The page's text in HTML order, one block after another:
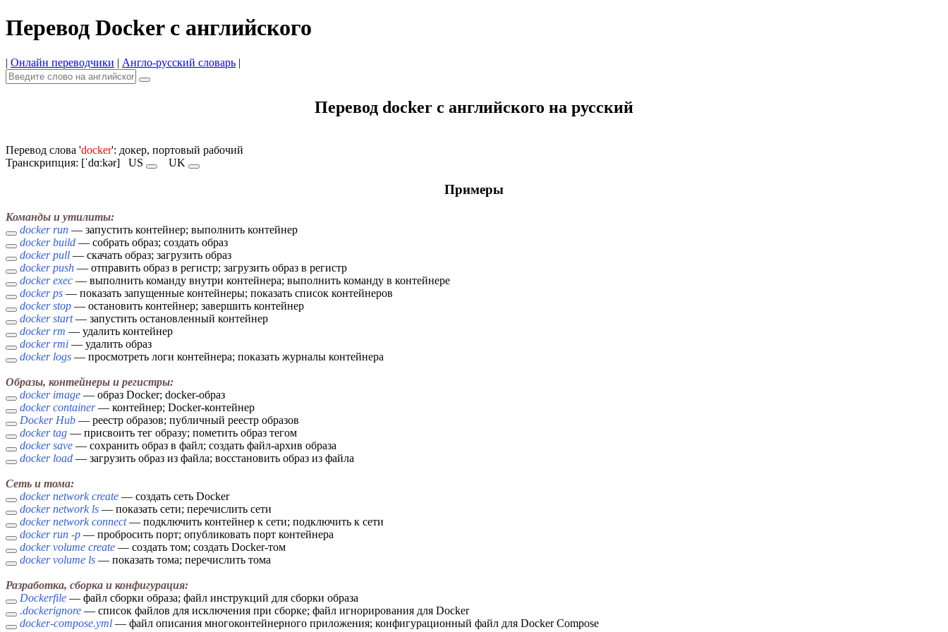
Перевод Docker с английского
| Онлайн переводчики | Англо-русский словарь |
Перевод docker с английского на русский
Перевод слова 'docker': докер, портовый рабочий
Транскрипция: [ˈdɑːkər] US UK
Примеры
Команды и утилиты:
docker run — запустить контейнер; выполнить контейнер
docker build — собрать образ; создать образ
docker pull — скачать образ; загрузить образ
docker push — отправить образ в регистр; загрузить образ в регистр
docker exec — выполнить команду внутри контейнера; выполнить команду в контейнере
docker ps — показать запущенные контейнеры; показать список контейнеров
docker stop — остановить контейнер; завершить контейнер
docker start— запустить остановленный контейнер
docker rm — удалить контейнер
docker rmi — удалить образ
docker logs — просмотреть логи контейнера; показать журналы контейнера
Образы, контейнеры и регистры:
docker image — образ Docker; docker-образ
docker container— контейнер; Docker-контейнер
Docker Hub — реестр образов; публичный реестр образов
docker tag — присвоить тег образу; пометить образ тегом
docker save — сохранить образ в файл; создать файл-архив образа
docker load — загрузить образ из файла; восстановить образ из файла
Сеть и тома:
docker network create — создать сеть Docker
docker network ls — показать сети; перечислить сети
docker network connect— подключить контейнер к сети; подключить к сети
docker run -p — пробросить порт; опубликовать порт контейнера
docker volume create — создать том; создать Docker-том
docker volume ls — показать тома; перечислить тома
Разработка, сборка и конфигурация:
Dockerfile — файл сборки образа; файл инструкций для сборки образа
.dockerignore — список файлов для исключения при сборке; файл игнорирования для Docker
docker-compose.yml — файл описания многоконтейнерного приложения; конфигурационный файл для Docker Compose